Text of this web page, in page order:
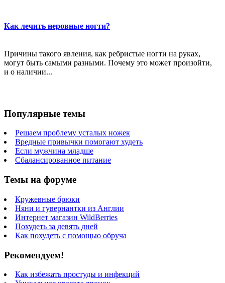
Как лечить неровные ногти?
Причины такого явления, как ребристые ногти на руках,
могут быть самыми разными. Почему это может произойти,
и о наличии...
Популярные темы
Решаем проблему усталых ножек
Вредные привычки помогают худеть
Если мужчина младше
Сбалансированное питание
Темы на форуме
Кружевные брюки
Няни и гувернантки из Англии
Интернет магазин WildBerries
Похудеть за девять дней
Как похудеть с помощью обруча
Рекомендуем!
Как избежать простуды и инфекций